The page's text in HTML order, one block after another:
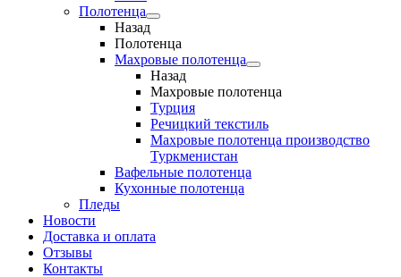
Полотенца
Назад
Полотенца
Махровые полотенца
Назад
Махровые полотенца
Турция
Речицкий текстиль
Махровые полотенца производство
Туркменистан
Вафельные полотенца
Кухонные полотенца
Пледы
Новости
Доставка и оплата
Отзывы
Контакты